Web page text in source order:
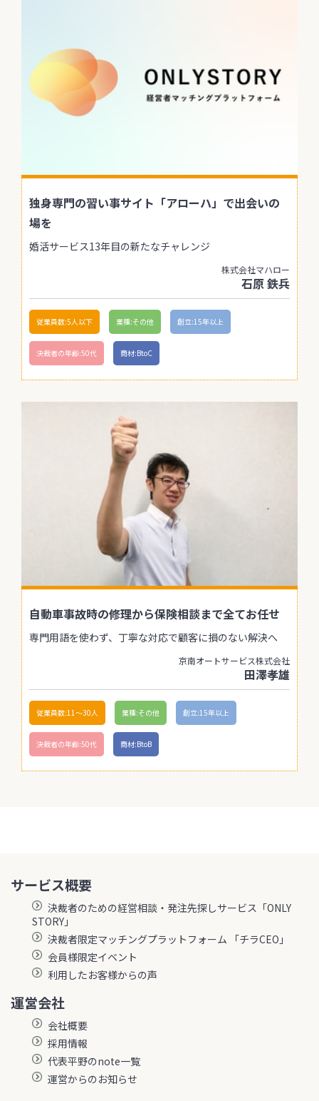
独身専門の習い事サイト「アローハ」で出会いの
場を
婚活サービス13年目の新たなチャレンジ
株式会社マハロー
石原 鉄兵
従業員数:5人以下 業種:その他 創立:15年以上
決裁者の年齢:50代 商材:BtoC
自動車事故時の修理から保険相談まで全てお任せ
専門用語を使わず、丁寧な対応で顧客に損のない解決へ
京南オートサービス株式会社
田澤孝雄
従業員数:11〜30人 業種:その他 創立:15年以上
決裁者の年齢:50代 商材:BtoB
サービス概要
決裁者のための経営相談・発注先探しサービス「ONLY
STORY」
決裁者限定マッチングプラットフォーム 「チラCEO」
会員様限定イベント
利用したお客様からの声
運営会社
会社概要
採用情報
代表平野のnote一覧
運営からのお知らせ